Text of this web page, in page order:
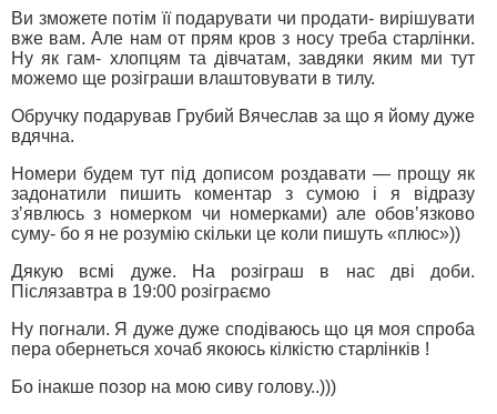
Ви зможете потім її подарувати чи продати- вирішувати
вже вам. Але нам от прям кров з носу треба старлінки.
Ну як гам- хлопцям та дівчатам, завдяки яким ми тут
можемо ще розіграши влаштовувати в тилу.
Обручку подарував Грубий Вячеслав за що я йому дуже
вдячна.
Номери будем тут під дописом роздавати — прощу як
задонатили пишить коментар з сумою і я відразу
зʼявлюсь з номерком чи номерками) але обовʼязково
суму- бо я не розумію скільки це коли пишуть «плюс»))
Дякую всмі дуже. На розіграш в нас дві доби.
Післязавтра в 19:00 розіграємо
Ну погнали. Я дуже дуже сподіваюсь що ця моя спроба
пера обернеться хочаб якоюсь кілкістю старлінків !
Бо інакше позор на мою сиву голову..)))